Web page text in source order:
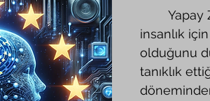
insanlık
olduğunu
tanıklık